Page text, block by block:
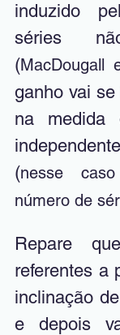
induzido
séries
(MacDougall
ganho vai
na medida
(nesse
número de
Repare
referentes a
inclinação
e depois